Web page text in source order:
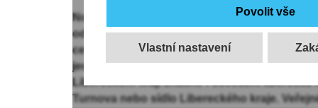
Vlastní nastavení
Nový Bor na Českolipsku se v sobotu večer
od 20:30 na hodinu zhasne veřejné osvětlení.
celosvětovému happeningu, který už
jednotlivce, jimž není lhostejná ochrana a
Libereckém kraji zhasne i osvětlení
Turnova nebo sídlo Libereckého kraje.